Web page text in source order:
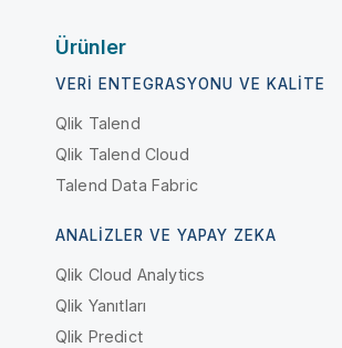
Ürünler
VERI ENTEGRASYONU VE KALITE
Qlik Talend
Qlik Talend Cloud
Talend Data Fabric
ANALIZLER VE YAPAY ZEKA
Qlik Cloud Analytics
Qlik Yanıtları
Qlik Predict